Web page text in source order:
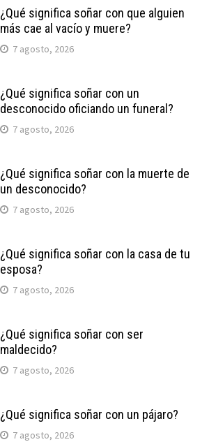
¿Qué significa soñar con que alguien
más cae al vacío y muere?
7 agosto, 2026
¿Qué significa soñar con un
desconocido oficiando un funeral?
7 agosto, 2026
¿Qué significa soñar con la muerte de
un desconocido?
7 agosto, 2026
¿Qué significa soñar con la casa de tu
esposa?
7 agosto, 2026
¿Qué significa soñar con ser
maldecido?
7 agosto, 2026
¿Qué significa soñar con un pájaro?
7 agosto, 2026